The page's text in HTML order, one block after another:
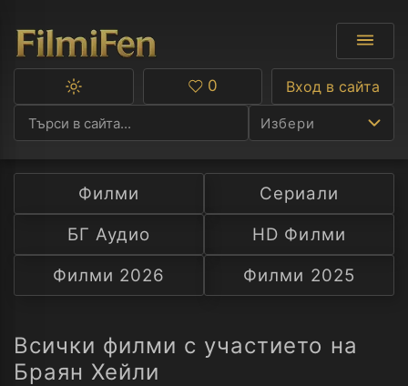
Избери
Ф
С
А
Превключване
тъмна
тема
Любими
0 Вход в сайта
Филми
Сериали
БГ Аудио
HD Филми
Филми 2026
Филми 2025
Всички филми с участието на
Браян Хейли